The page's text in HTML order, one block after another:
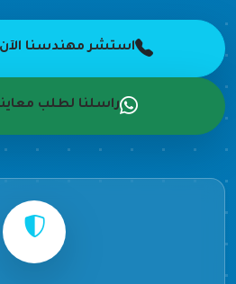
استشر مهندسنا الآن:
راسلنا لطلب